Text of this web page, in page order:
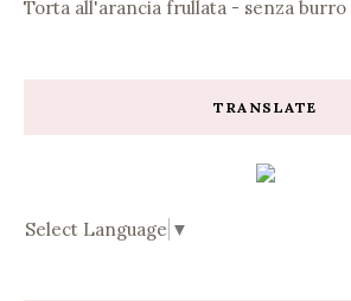
Torta all'arancia frullata - senza burro
TRANSLATE
Select Language ▼